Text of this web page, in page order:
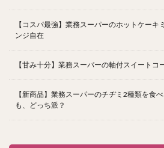
【コスパ最強】業務スーパーのホットケーキ
ンジ自在
【甘み十分】業務スーパーの軸付スイートコ
【新商品】業務スーパーのチヂミ2種類を食
も、どっち派？